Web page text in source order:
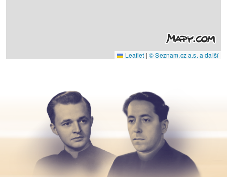
Leaflet | © Seznam.cz a.s. a další